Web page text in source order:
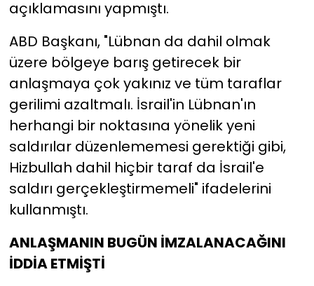
açıklamasını yapmıştı.
ABD Başkanı, "Lübnan da dahil olmak
üzere bölgeye barış getirecek bir
anlaşmaya çok yakınız ve tüm taraflar
gerilimi azaltmalı. İsrail'in Lübnan'ın
herhangi bir noktasına yönelik yeni
saldırılar düzenlememesi gerektiği gibi,
Hizbullah dahil hiçbir taraf da İsrail'e
saldırı gerçekleştirmemeli" ifadelerini
kullanmıştı.
ANLAŞMANIN BUGÜN İMZALANACAĞINI
İDDİA ETMİŞTİ